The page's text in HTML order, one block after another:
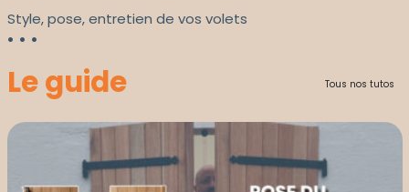
Style, pose, entretien de vos volets
Le guide Tous nos tutos